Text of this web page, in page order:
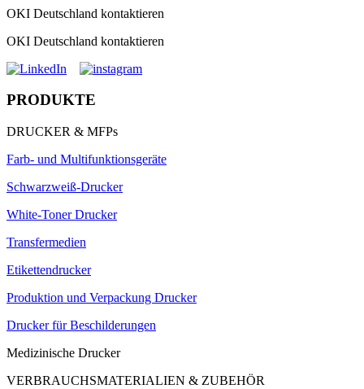
OKI Deutschland kontaktieren
OKI Deutschland kontaktieren
PRODUKTE
DRUCKER & MFPs
Farb- und Multifunktionsgeräte
Schwarzweiß-Drucker
White-Toner Drucker
Transfermedien
Etikettendrucker
Produktion und Verpackung Drucker
Drucker für Beschilderungen
Medizinische Drucker
VERBRAUCHSMATERIALIEN & ZUBEHÖR